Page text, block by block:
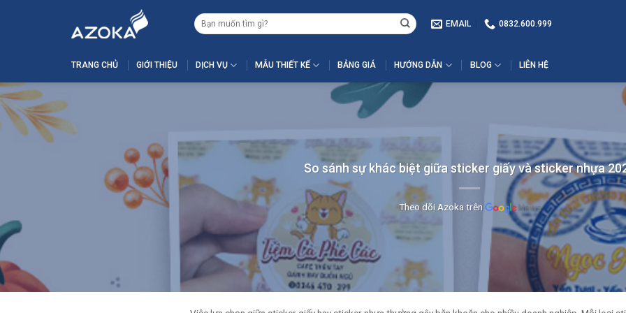
Tìm
kiếm:
EMAIL 0832.600.999
TRANG CHỦ GIỚI THIỆU DỊCH VỤ MẪU THIẾT KẾ BẢNG GIÁ HƯỚNG DẪN BLOG LIÊN HỆ
So sánh sự khác biệt giữa sticker giấy và sticker nhựa
Theo dõi Azoka trên